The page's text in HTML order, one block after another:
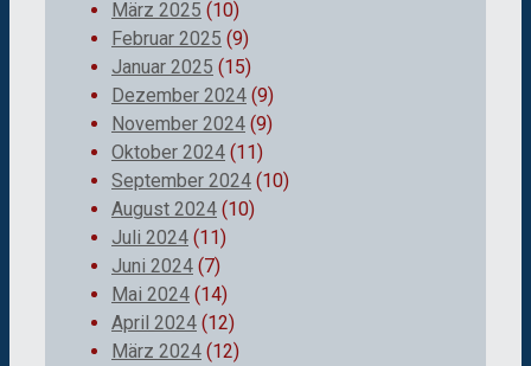
März 2025 (10)
Februar 2025 (9)
Januar 2025 (15)
Dezember 2024 (9)
November 2024 (9)
Oktober 2024 (11)
September 2024 (10)
August 2024 (10)
Juli 2024 (11)
Juni 2024 (7)
Mai 2024 (14)
April 2024 (12)
März 2024 (12)